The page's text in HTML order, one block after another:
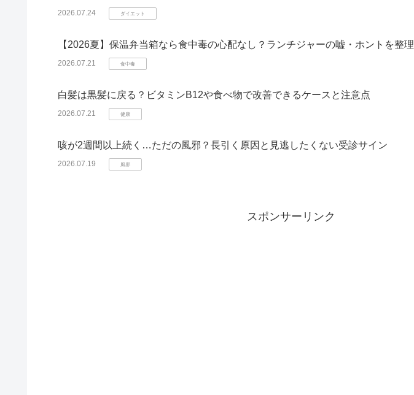
2026.07.24 ダイエット
【2026夏】保温弁当箱なら食中毒の心配なし？ランチジャーの嘘・ホントを整理
2026.07.21 食中毒
白髪は黒髪に戻る？ビタミンB12や食べ物で改善できるケースと注意点
2026.07.21 健康
咳が2週間以上続く…ただの風邪？長引く原因と見逃したくない受診サイン
2026.07.19 風邪
スポンサーリンク